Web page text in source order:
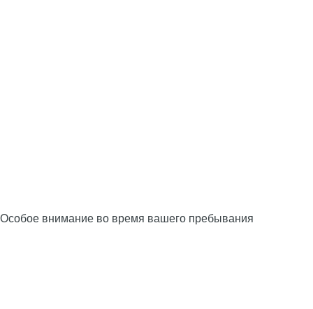
Особое внимание во время вашего пребывания